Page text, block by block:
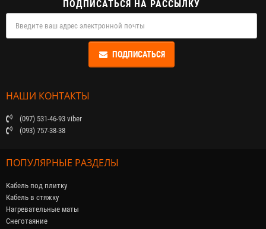
ПОДПИСАТЬСЯ НА РАССЫЛКУ
ПОДПИСАТЬСЯ
НАШИ КОНТАКТЫ
(097) 531-46-93 viber
(093) 757-38-38
ПОПУЛЯРНЫЕ РАЗДЕЛЫ
Кабель под плитку
Кабель в стяжку
Нагревательные маты
Снеготаяние